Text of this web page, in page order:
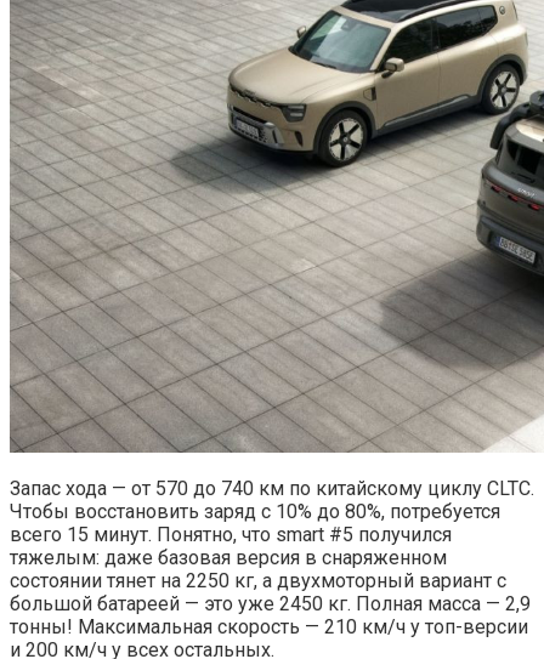
Запас хода — от 570 до 740 км по китайскому циклу CLTC.
Чтобы восстановить заряд с 10% до 80%, потребуется
всего 15 минут. Понятно, что smart #5 получился
тяжелым: даже базовая версия в снаряженном
состоянии тянет на 2250 кг, а двухмоторный вариант с
большой батареей — это уже 2450 кг. Полная масса — 2,9
тонны! Максимальная скорость — 210 км/ч у топ-версии
и 200 км/ч у всех остальных.